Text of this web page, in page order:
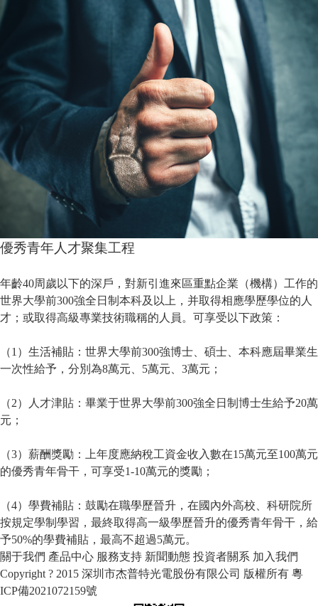
優秀青年人才聚集工程
年齡40周歲以下的深戶，對新引進來區重點企業（機構）工作的
世界大學前300強全日制本科及以上，并取得相應學歷學位的人
才；或取得高級專業技術職稱的人員。可享受以下政策：
（1）生活補貼：世界大學前300強博士、碩士、本科應屆畢業生
一次性給予，分別為8萬元、5萬元、3萬元；
（2）人才津貼：畢業于世界大學前300強全日制博士生給予20萬
元；
（3）薪酬獎勵：上年度應納稅工資金收入數在15萬元至100萬元
的優秀青年骨干，可享受1-10萬元的獎勵；
（4）學費補貼：鼓勵在職學歷晉升，在國內外高校、科研院所
按規定學制學習，最終取得高一級學歷晉升的優秀青年骨干，給
予50%的學費補貼，最高不超過5萬元。
關于我們 產品中心 服務支持 新聞動態 投資者關系 加入我們
Copyright ? 2015 深圳市杰普特光電股份有限公司 版權所有 粵
ICP備2021072159號